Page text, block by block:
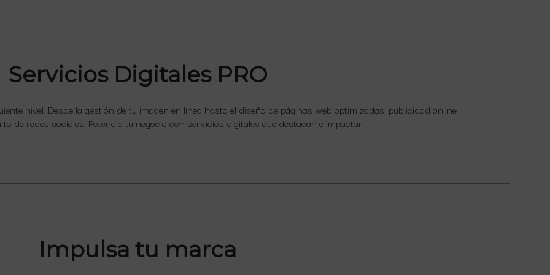
Servicios Digitales PRO
nivel. Desde la gestión de tu imagen en línea hasta el diseño de páginas web optimizadas, publicidad online
de redes sociales. Potencia tu negocio con servicios digitales que destacan e impactan.
Impulsa tu marca